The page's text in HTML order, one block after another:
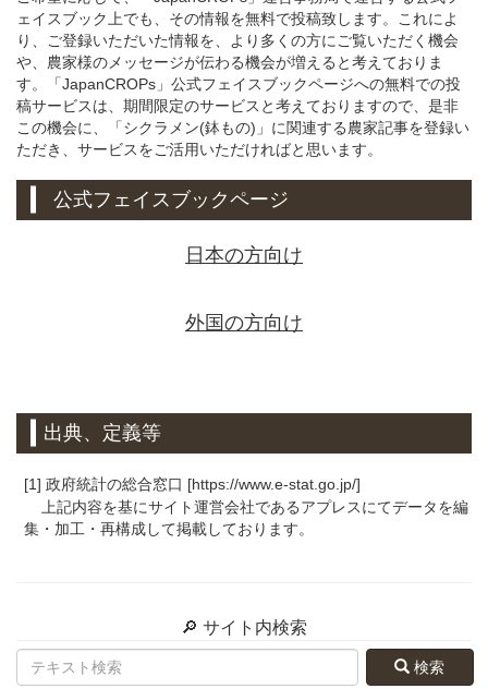
ェイスブック上でも、その情報を無料で投稿致します。これによ
り、ご登録いただいた情報を、より多くの方にご覧いただく機会
や、農家様のメッセージが伝わる機会が増えると考えておりま
す。「JapanCROPs」公式フェイスブックページへの無料での投
稿サービスは、期間限定のサービスと考えておりますので、是非
この機会に、「シクラメン(鉢もの)」に関連する農家記事を登録い
ただき、サービスをご活用いただければと思います。
公式フェイスブックページ
日本の方向け
外国の方向け
出典、定義等
[1] 政府統計の総合窓口 [https://www.e-stat.go.jp/]
上記内容を基にサイト運営会社であるアプレスにてデータを編
集・加工・再構成して掲載しております。
🔎 サイト内検索
検索